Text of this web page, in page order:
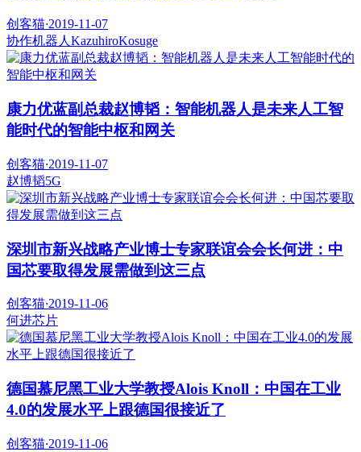
创客猫·2019-11-07
协作机器人 KazuhiroKosuge
康力优蓝副总裁赵博韬：智能机器人是未来人工智
能时代的智能中枢和网关
创客猫·2019-11-07
赵博韬5G
深圳市新兴战略产业博士专家联谊会会长何进：中
国芯要取得发展需做到这三点
创客猫·2019-11-06
何进芯片
德国慕尼黑工业大学教授Alois Knoll：中国在工业
4.0的发展水平上跟德国很接近了
创客猫·2019-11-06